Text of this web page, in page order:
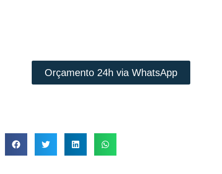
Orçamento 24h via WhatsApp